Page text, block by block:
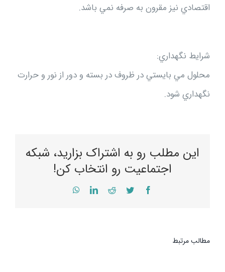
اقتصادي نيز مقرون به صرفه نمي باشد.
شرايط نگهداري:
محلول مي بايستي در ظروف در بسته و دور از نور و حرارت
نگهداري شود.
این مطلب رو به اشتراک بزارید، شبکه
اجتماعیت رو انتخاب کن!
Facebook
Twitter
Reddit
LinkedIn
WhatsApp
مطالب مرتبط